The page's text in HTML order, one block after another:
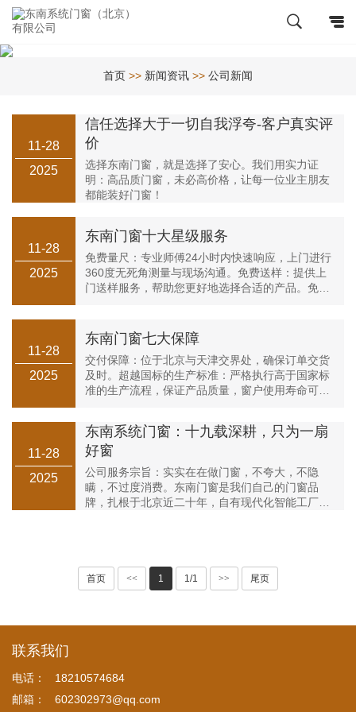
首页 >> 新闻资讯 >> 公司新闻
11-28
2025
信任选择大于一切自我浮夸-客户真实评
价
选择东南门窗，就是选择了安心。我们用实力证
明：高品质门窗，未必高价格，让每一位业主朋友
都能装好门窗！
11-28
2025
东南门窗十大星级服务
免费量尺：专业师傅24小时内快速响应，上门进行
360度无死角测量与现场沟通。免费送样：提供上
门送样服务，帮助您更好地选择合适的产品。免费
11-28
2025
东南门窗七大保障
交付保障：位于北京与天津交界处，确保订单交货
及时。超越国标的生产标准：严格执行高于国家标
准的生产流程，保证产品质量，窗户使用寿命可达
11-28
2025
东南系统门窗：十九载深耕，只为一扇
好窗
公司服务宗旨：实实在在做门窗，不夸大，不隐
瞒，不过度消费。东南门窗是我们自己的门窗品
牌，扎根于北京近二十年，自有现代化智能工厂，
首页 << 1 1/1 >> 尾页
联系我们
电话：
18210574684
邮箱：
602302973@qq.com